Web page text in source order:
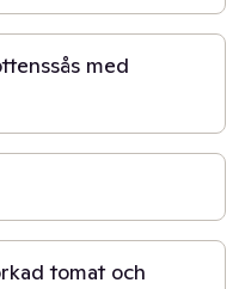
med
tomat och